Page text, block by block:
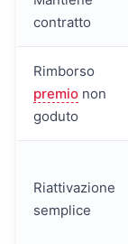
contratto
Rimborso
premio non
goduto
Riattivazione
semplice